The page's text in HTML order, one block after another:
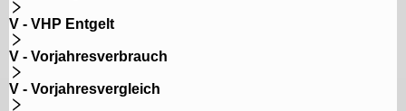
V - VHP Entgelt
V - Vorjahresverbrauch
V - Vorjahresvergleich